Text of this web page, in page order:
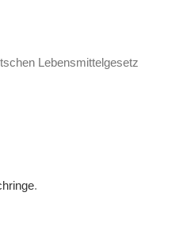
Lebensmittelgesetz
.